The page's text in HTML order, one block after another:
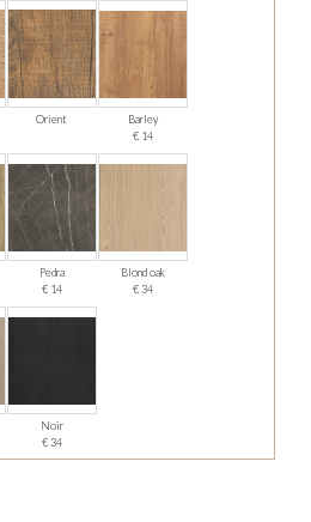
Orient
Barley
€ 14
Pedra
€ 14
Blond oak
€ 34
Noir
€ 34